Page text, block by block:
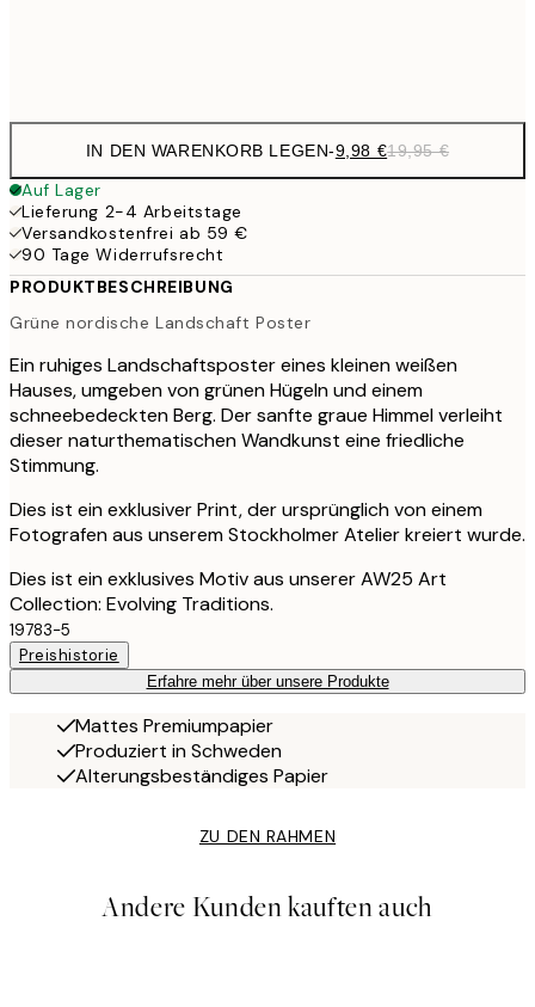
IN DEN WARENKORB LEGEN-9,98 €19,95 €
Auf Lager
Lieferung 2-4 Arbeitstage
Versandkostenfrei ab 59 €
90 Tage Widerrufsrecht
PRODUKTBESCHREIBUNG
Grüne nordische Landschaft Poster
Ein ruhiges Landschaftsposter eines kleinen weißen
Hauses, umgeben von grünen Hügeln und einem
schneebedeckten Berg. Der sanfte graue Himmel verleiht
dieser naturthematischen Wandkunst eine friedliche
Stimmung.
Dies ist ein exklusiver Print, der ursprünglich von einem
Fotografen aus unserem Stockholmer Atelier kreiert wurde.
Dies ist ein exklusives Motiv aus unserer AW25 Art
Collection: Evolving Traditions.
19783-5
Preishistorie
Erfahre mehr über unsere Produkte
Mattes Premiumpapier
Produziert in Schweden
Alterungsbeständiges Papier
ZU DEN RAHMEN
Andere Kunden kauften auch